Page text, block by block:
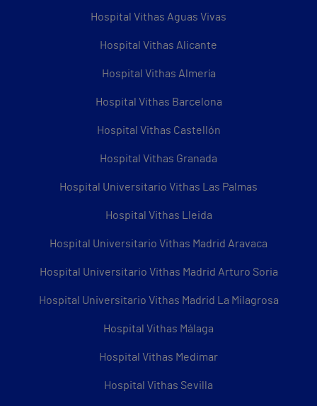
Hospital Vithas Aguas Vivas
Hospital Vithas Alicante
Hospital Vithas Almería
Hospital Vithas Barcelona
Hospital Vithas Castellón
Hospital Vithas Granada
Hospital Universitario Vithas Las Palmas
Hospital Vithas Lleida
Hospital Universitario Vithas Madrid Aravaca
Hospital Universitario Vithas Madrid Arturo Soria
Hospital Universitario Vithas Madrid La Milagrosa
Hospital Vithas Málaga
Hospital Vithas Medimar
Hospital Vithas Sevilla